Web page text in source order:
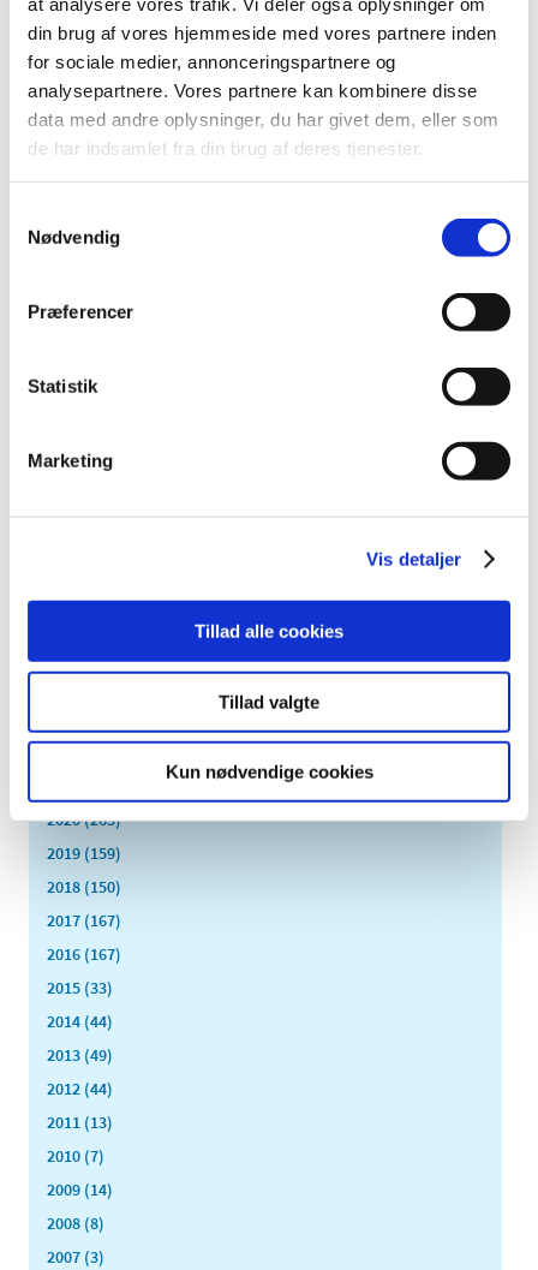
din brug af vores hjemmeside med vores partnere inden
for sociale medier, annonceringspartnere og
analysepartnere. Vores partnere kan kombinere disse
data med andre oplysninger, du har givet dem, eller som
de har indsamlet fra din brug af deres tjenester.
Nødvendig
Præferencer
Statistik
Marketing
Vis detaljer
Tillad alle cookies
Tillad valgte
Kun nødvendige cookies
|3. februar 2025|
Bevillingen til at drive Rønne Apotek er ledig pr. 1.
oktober 2025. Rønne Apotek er beliggende i…
2026 (84)
december (10)
juli (11)
2020 (263)
2019 (159)
2018 (150)
2017 (167)
2016 (167)
2015 (33)
2014 (44)
2013 (49)
2012 (44)
2011 (13)
2010 (7)
2009 (14)
2008 (8)
2007 (3)